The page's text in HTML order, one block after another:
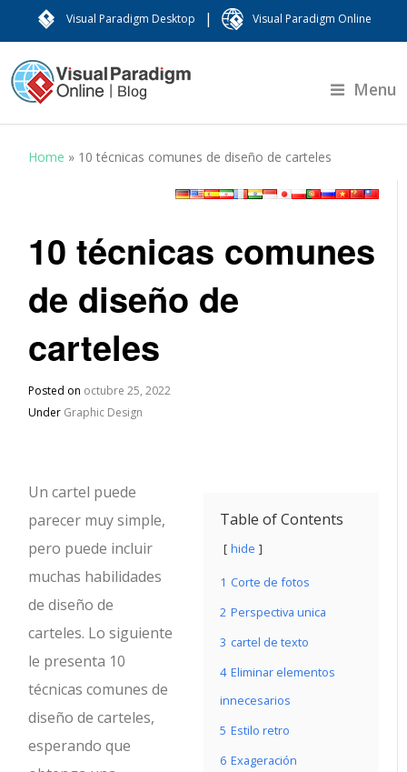
Visual Paradigm Desktop | Visual Paradigm Online
Menu
Home » 10 técnicas comunes de diseño de carteles
10 técnicas comunes
de diseño de
carteles
Posted on octubre 25, 2022
Under Graphic Design
Table of Contents
hide
1 Corte de fotos
2 Perspectiva unica
3 cartel de texto
4 Eliminar elementos
innecesarios
5 Estilo retro
6 Exageración
Un cartel puede
parecer muy simple,
pero puede incluir
muchas habilidades
de diseño de
carteles. Lo siguiente
le presenta 10
técnicas comunes de
diseño de carteles,
esperando que